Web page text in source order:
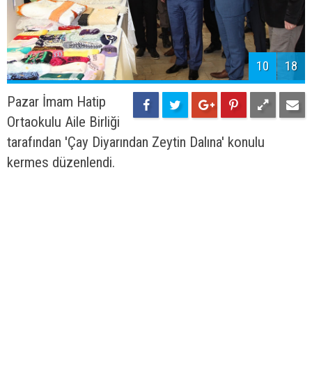
10 18
Pazar İmam Hatip
Ortaokulu Aile Birliği
tarafından 'Çay Diyarından Zeytin Dalına' konulu
kermes düzenlendi.